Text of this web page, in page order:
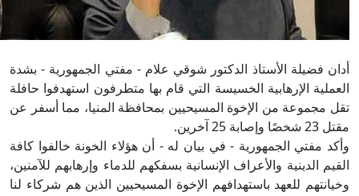
أدان فضيلة الأستاذ الدكتور شوقي علام - مفتي الجمهورية - بشدة
العملية الإرهابية الخسيسة التي قام بها متطرفون استهدفوا حافلة
تقل مجموعة من الإخوة المسيحيين بمحافظة المنيا، مما أسفر عن
مقتل 23 شخصًا وإصابة 25 آخرين.
وأكد مفتي الجمهورية - في بيان له - أن هؤلاء الخونة خالفوا كافة
القيم الدينية والأعراف الإنسانية بسفكهم للدماء وإرهابهم للآمنين،
وخيانتهم للعهد باستهدافهم الإخوة المسيحيين الذين هم شركاء لنا